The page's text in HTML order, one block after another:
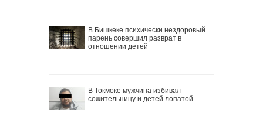
В Бишкеке психически нездоровый
парень совершил разврат в
отношении детей
В Токмоке мужчина избивал
сожительницу и детей лопатой